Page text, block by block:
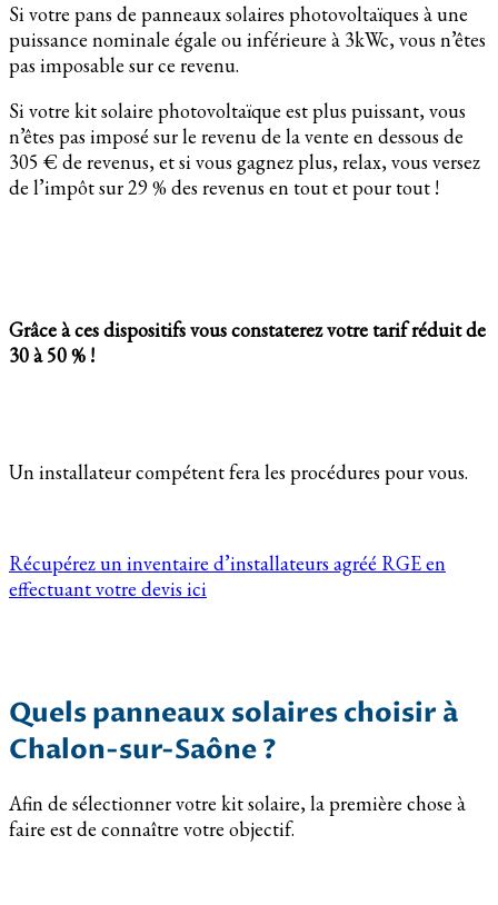
Si votre pans de panneaux solaires photovoltaïques à une
puissance nominale égale ou inférieure à 3kWc, vous n’êtes
pas imposable sur ce revenu.
Si votre kit solaire photovoltaïque est plus puissant, vous
n’êtes pas imposé sur le revenu de la vente en dessous de
305 € de revenus, et si vous gagnez plus, relax, vous versez
de l’impôt sur 29 % des revenus en tout et pour tout !
Grâce à ces dispositifs vous constaterez votre tarif réduit de
30 à 50 % !
Un installateur compétent fera les procédures pour vous.
Récupérez un inventaire d’installateurs agréé RGE en
effectuant votre devis ici
Quels panneaux solaires choisir à
Chalon-sur-Saône ?
Afin de sélectionner votre kit solaire, la première chose à
faire est de connaître votre objectif.